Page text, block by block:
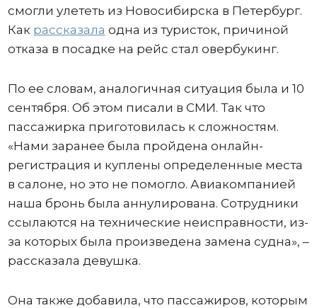
смогли улететь из Новосибирска в Петербург.
Как рассказала одна из туристок, причиной
отказа в посадке на рейс стал овербукинг.
По ее словам, аналогичная ситуация была и 10
сентября. Об этом писали в СМИ. Так что
пассажирка приготовилась к сложностям.
«Нами заранее была пройдена онлайн-
регистрация и куплены определенные места
в салоне, но это не помогло. Авиакомпанией
наша бронь была аннулирована. Сотрудники
ссылаются на технические неисправности, из-
за которых была произведена замена судна», –
рассказала девушка.
Она также добавила, что пассажиров, которым